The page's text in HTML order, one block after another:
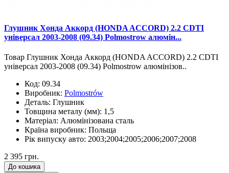
Глушник Хонда Аккорд (HONDA ACCORD) 2.2 CDTI
універсал 2003-2008 (09.34) Polmostrow алюмін...
Товар Глушник Хонда Аккорд (HONDA ACCORD) 2.2 CDTI
універсал 2003-2008 (09.34) Polmostrow алюмінізов..
Код: 09.34
Виробник: Polmostrów
Деталь: Глушник
Товщина металу (мм): 1,5
Матеріал: Алюмінізована сталь
Країна виробник: Польща
Рік випуску авто: 2003;2004;2005;2006;2007;2008
2 395 грн.
До кошика